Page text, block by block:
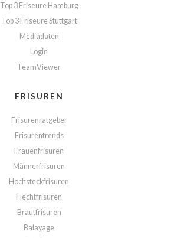
Top 3 Friseure Hamburg
Top 3 Friseure Stuttgart
Mediadaten
Login
TeamViewer
FRISUREN
Frisurenratgeber
Frisurentrends
Frauenfrisuren
Männerfrisuren
Hochsteckfrisuren
Flechtfrisuren
Brautfrisuren
Balayage